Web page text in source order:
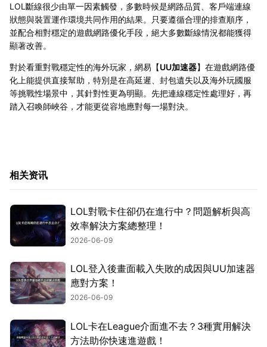
LOL斷線很少由單一因素觸發，多數時候是網路品質、客戶端連線
狀態與裝置運作環境共同作用的結果。只要遵循合理的排查順序，
並配合相對穩定的遊戲網路優化手段，絕大多數斷線情況都能獲得
顯著改善。
對於看重對戰穩定性的海外玩家，網易【UU加速器】在遊戲網路優
化上能提供直接幫助，特別是在高延遲、封包遺失以及海外玩國服
等挑戰性場景中，其針對性更為明顯。先把連線穩定性處理好，再
踏入召喚師峽谷，才能更從容地應對每一場對決。
相关资讯
LOL對戰卡住卻仍在進行中？問題解析與高
效率解決方案總整理！
2026-06-09
LOL登入後畫面載入失敗的成因與UU加速器
應對方案！
2026-06-09
LOL卡在League介面進不去？3種實用解決
方法助你快速進遊戲！